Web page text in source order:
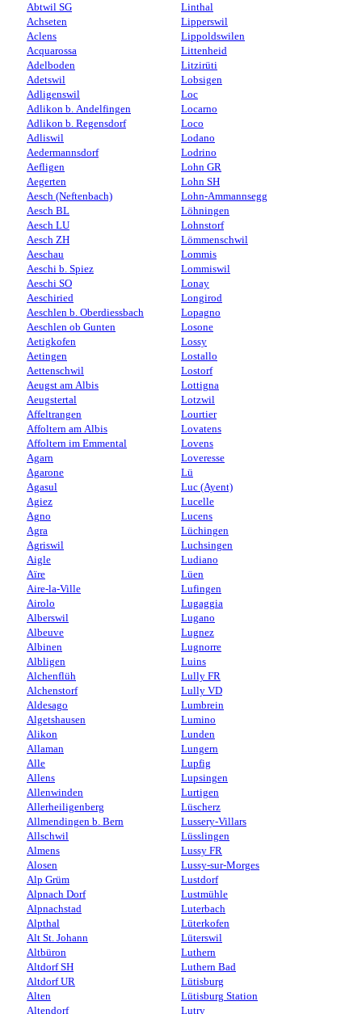
Abtwil SG
Achseten
Aclens
Acquarossa
Adelboden
Adetswil
Adligenswil
Adlikon b. Andelfingen
Adlikon b. Regensdorf
Adliswil
Aedermannsdorf
Aefligen
Aegerten
Aesch (Neftenbach)
Aesch BL
Aesch LU
Aesch ZH
Aeschau
Aeschi b. Spiez
Aeschi SO
Aeschiried
Aeschlen b. Oberdiessbach
Aeschlen ob Gunten
Aetigkofen
Aetingen
Aettenschwil
Aeugst am Albis
Aeugstertal
Affeltrangen
Affoltern am Albis
Affoltern im Emmental
Agarn
Agarone
Agasul
Agiez
Agno
Agra
Agriswil
Aigle
Aïre
Aire-la-Ville
Airolo
Alberswil
Albeuve
Albinen
Albligen
Alchenflüh
Alchenstorf
Aldesago
Algetshausen
Alikon
Allaman
Alle
Allens
Allenwinden
Allerheiligenberg
Allmendingen b. Bern
Allschwil
Almens
Alosen
Alp Grüm
Alpnach Dorf
Alpnachstad
Alpthal
Alt St. Johann
Altbüron
Altdorf SH
Altdorf UR
Alten
Altendorf
Linthal
Lipperswil
Lippoldswilen
Littenheid
Litzirüti
Lobsigen
Loc
Locarno
Loco
Lodano
Lodrino
Lohn GR
Lohn SH
Lohn-Ammannsegg
Löhningen
Lohnstorf
Lömmenschwil
Lommis
Lommiswil
Lonay
Longirod
Lopagno
Losone
Lossy
Lostallo
Lostorf
Lottigna
Lotzwil
Lourtier
Lovatens
Lovens
Loveresse
Lü
Luc (Ayent)
Lucelle
Lucens
Lüchingen
Luchsingen
Ludiano
Lüen
Lufingen
Lugaggia
Lugano
Lugnez
Lugnorre
Luins
Lully FR
Lully VD
Lumbrein
Lumino
Lunden
Lungern
Lupfig
Lupsingen
Lurtigen
Lüscherz
Lussery-Villars
Lüsslingen
Lussy FR
Lussy-sur-Morges
Lustdorf
Lustmühle
Luterbach
Lüterkofen
Lüterswil
Luthern
Luthern Bad
Lütisburg
Lütisburg Station
Lutry